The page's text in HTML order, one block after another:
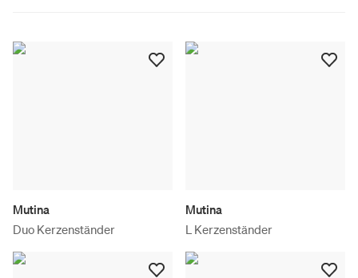
Mutina
Duo Kerzenständer
Mutina
L Kerzenständer